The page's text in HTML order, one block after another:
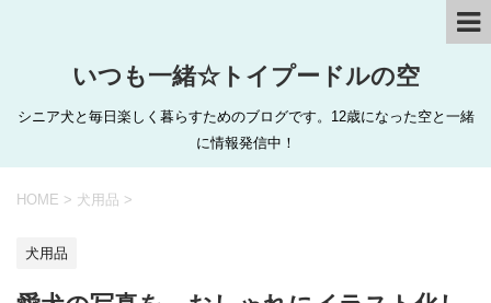
いつも一緒☆トイプードルの空
シニア犬と毎日楽しく暮らすためのブログです。12歳になった空と一緒
に情報発信中！
HOME > 犬用品 >
犬用品